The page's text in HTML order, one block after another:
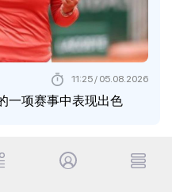
一项赛事中表现出色
11:25 / 05.08.2026